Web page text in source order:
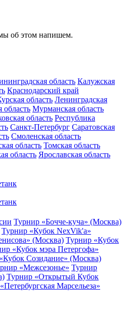
об этом напишем.
область Калужская
Краснодарский край
область Ленинградская
область Мурманская область
область Республика
Санкт-Петербург Саратовская
Смоленская область
область Томская область
область Ярославская область
Турнир «Бочче-куча» (Москва)
Турнир «Кубок NexVik'a»
(Москва) Турнир «Кубок
«Кубок мэра Петергофа»
Созидание» (Москва)
«Межсезонье» Турнир
Турнир «Открытый Кубок
Марсельеза»